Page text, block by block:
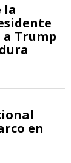
la
a Trump
en